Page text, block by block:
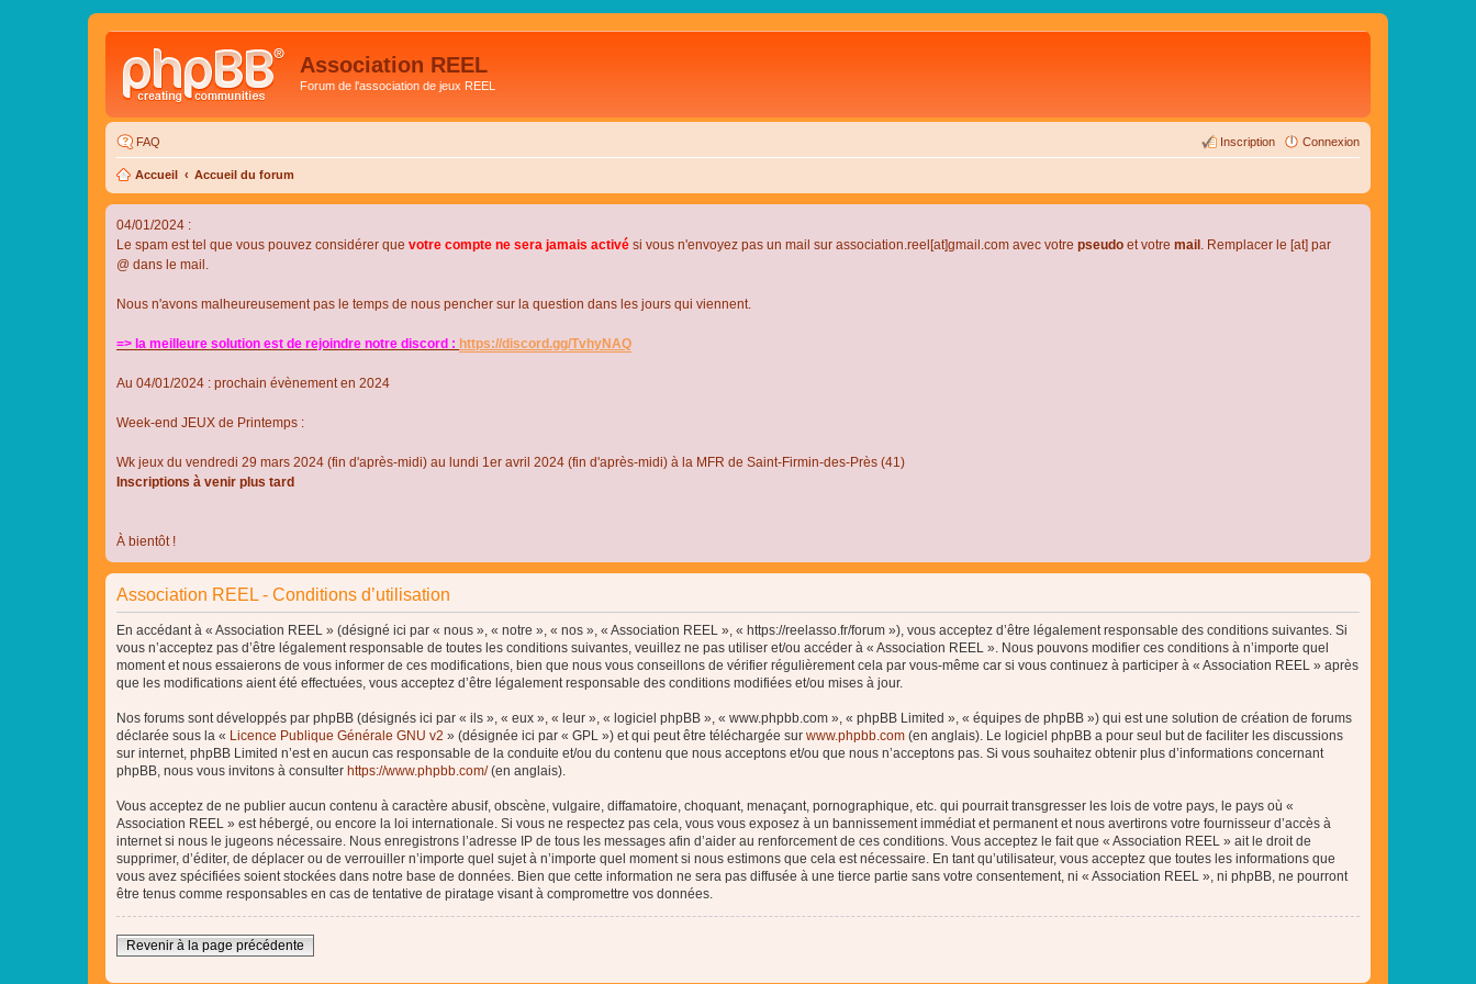
Association REEL
Forum de l'association de jeux REEL
FAQ Connexion
Inscription
Accueil Accueil du forum
04/01/2024 :
Le spam est tel que vous pouvez considérer que votre compte ne sera jamais activé si vous n'envoyez pas un mail sur association.reel[at]gmail.com avec votre pseudo et votre mail . Remplacer le [at] par
@ dans le mail.
Nous n'avons malheureusement pas le temps de nous pencher sur la question dans les jours qui viennent.
=> la meilleure solution est de rejoindre notre discord : https://discord.gg/TvhyNAQ
Au 04/01/2024 : prochain évènement en 2024
Week-end JEUX de Printemps :
Wk jeux du vendredi 29 mars 2024 (fin d'après-midi) au lundi 1er avril 2024 (fin d'après-midi) à la MFR de Saint-Firmin-des-Près (41)
Inscriptions à venir plus tard
À bientôt !
Association REEL - Conditions d’utilisation
En accédant à « Association REEL » (désigné ici par « nous », « notre », « nos », « Association REEL », « https://reelasso.fr/forum »), vous acceptez d’être légalement responsable des conditions suivantes. Si
vous n’acceptez pas d’être légalement responsable de toutes les conditions suivantes, veuillez ne pas utiliser et/ou accéder à « Association REEL ». Nous pouvons modifier ces conditions à n’importe quel
moment et nous essaierons de vous informer de ces modifications, bien que nous vous conseillons de vérifier régulièrement cela par vous-même car si vous continuez à participer à « Association REEL » après
que les modifications aient été effectuées, vous acceptez d’être légalement responsable des conditions modifiées et/ou mises à jour.
Nos forums sont développés par phpBB (désignés ici par « ils », « eux », « leur », « logiciel phpBB », « www.phpbb.com », « phpBB Limited », « équipes de phpBB ») qui est une solution de création de forums
déclarée sous la « Licence Publique Générale GNU v2 » (désignée ici par « GPL ») et qui peut être téléchargée sur www.phpbb.com (en anglais). Le logiciel phpBB a pour seul but de faciliter les discussions
sur internet, phpBB Limited n’est en aucun cas responsable de la conduite et/ou du contenu que nous acceptons et/ou que nous n’acceptons pas. Si vous souhaitez obtenir plus d’informations concernant
phpBB, nous vous invitons à consulter https://www.phpbb.com/(en anglais).
Vous acceptez de ne publier aucun contenu à caractère abusif, obscène, vulgaire, diffamatoire, choquant, menaçant, pornographique, etc. qui pourrait transgresser les lois de votre pays, le pays où «
Association REEL » est hébergé, ou encore la loi internationale. Si vous ne respectez pas cela, vous vous exposez à un bannissement immédiat et permanent et nous avertirons votre fournisseur d’accès à
internet si nous le jugeons nécessaire. Nous enregistrons l’adresse IP de tous les messages afin d’aider au renforcement de ces conditions. Vous acceptez le fait que « Association REEL » ait le droit de
supprimer, d’éditer, de déplacer ou de verrouiller n’importe quel sujet à n’importe quel moment si nous estimons que cela est nécessaire. En tant qu’utilisateur, vous acceptez que toutes les informations que
vous avez spécifiées soient stockées dans notre base de données. Bien que cette information ne sera pas diffusée à une tierce partie sans votre consentement, ni « Association REEL », ni phpBB, ne pourront
être tenus comme responsables en cas de tentative de piratage visant à compromettre vos données.
Revenir à la page précédente